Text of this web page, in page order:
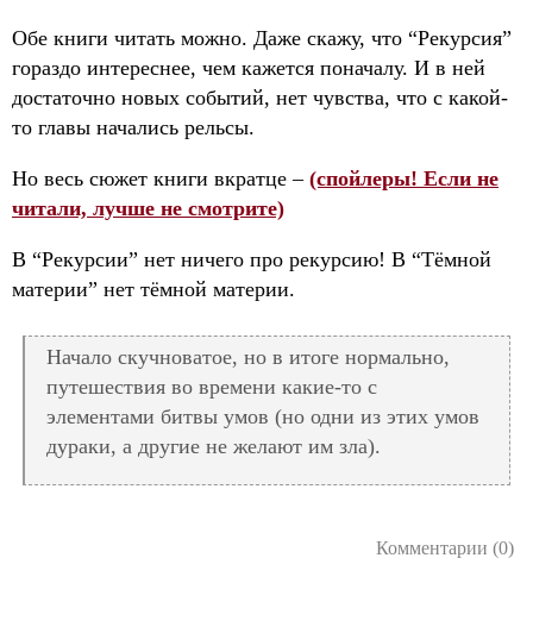
Обе книги читать можно. Даже скажу, что “Рекурсия”
гораздо интереснее, чем кажется поначалу. И в ней
достаточно новых событий, нет чувства, что с какой-
то главы начались рельсы.
Но весь сюжет книги вкратце – (спойлеры! Если не
читали, лучше не смотрите)
В “Рекурсии” нет ничего про рекурсию! В “Тёмной
материи” нет тёмной материи.
Начало скучноватое, но в итоге нормально,
путешествия во времени какие-то с
элементами битвы умов (но одни из этих умов
дураки, а другие не желают им зла).
Комментарии (0)